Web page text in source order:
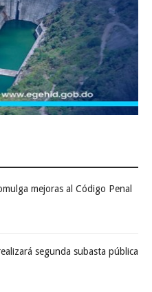
mejoras al Código Penal
segunda subasta pública